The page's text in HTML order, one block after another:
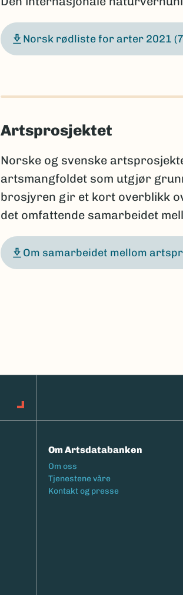
Norsk rødliste for arter 2021
Artsprosjektet
Norske og svenske
artsmangfoldet som utgjør
brosjyren gir et kort overblikk
det omfattende samarbeidet
Om samarbeidet mellom
Om Artsdatabanken
Footermeny
Om oss
Tjenestene våre
Kontakt og presse